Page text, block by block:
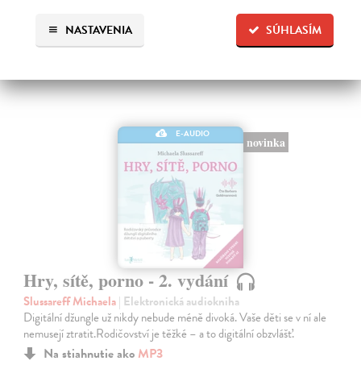
SÚHLASÍM
NASTAVENIA
E-AUDIO
novinka
Hry, sítě, porno - 2. vydání
Slussareff Michaela| Elektronická audiokniha
Digitální džungle už nikdy nebude méně divoká. Vaše děti se v ní ale
nemusejí ztratit.Rodičovství je těžké – a to digitální obzvlášť.
Na stiahnutie ako MP3